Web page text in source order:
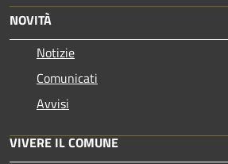
NOVITÀ
Notizie
Comunicati
Avvisi
VIVERE IL COMUNE